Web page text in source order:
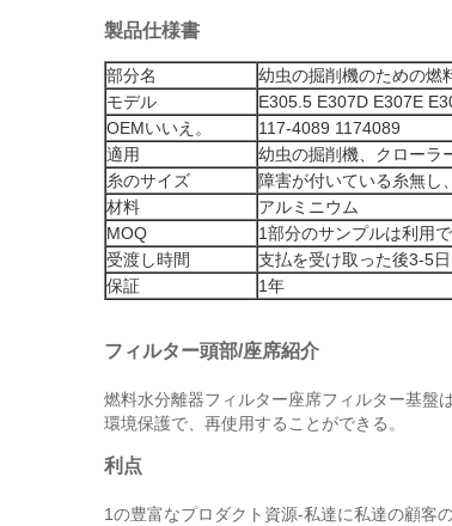
製品仕様書
部分名
幼虫の掘削機のための燃
モデル
E305.5 E307D E307E
OEMいいえ。
117-4089 1174089
適用
幼虫の掘削機、クローラ
糸のサイズ
障害が付いている糸無し、
材料
アルミニウム
MOQ
1部分のサンプルは利用
受渡し時間
支払を受け取った後3-5日
保証
1年
フィルター頭部/座席紹介
燃料水分離器フィルター座席フィルター基盤
環境保護で、再使用することができる。
利点
1の豊富なプロダクト資源-私達に私達の顧客